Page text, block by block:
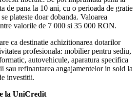
de pana la 10 ani, cu o perioada de gratie
plateste doar dobanda. Valoarea
valorile de 7 000 si 35 000 RON.
ca destinatie achizitionarea dotarilor
profesionala: mobilier pentru sediu,
autovehicule, aparatura specifica
sau refinantarea angajamentelor in sold la
investitii.
la UniCredit